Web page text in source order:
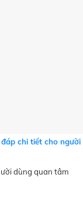
chi tiết cho người
dùng quan tâm